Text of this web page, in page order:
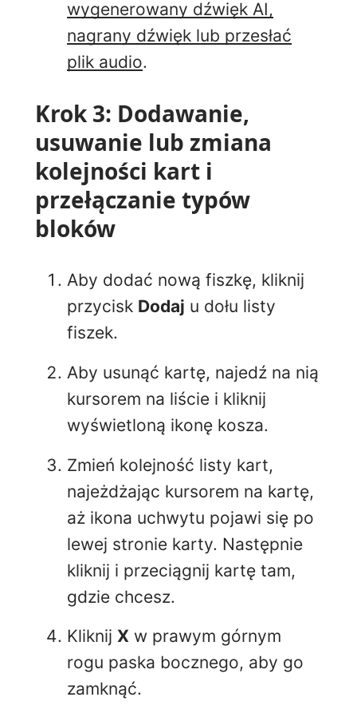
wygenerowany dźwięk AI,
nagrany dźwięk lub przesłać
plik audio.
Krok 3: Dodawanie,
usuwanie lub zmiana
kolejności kart i
przełączanie typów
bloków
Aby dodać nową fiszkę, kliknij
przycisk Dodaj u dołu listy
fiszek.
Aby usunąć kartę, najedź na nią
kursorem na liście i kliknij
wyświetloną ikonę kosza.
Zmień kolejność listy kart,
najeżdżając kursorem na kartę,
aż ikona uchwytu pojawi się po
lewej stronie karty. Następnie
kliknij i przeciągnij kartę tam,
gdzie chcesz.
Kliknij X w prawym górnym
rogu paska bocznego, aby go
zamknąć.